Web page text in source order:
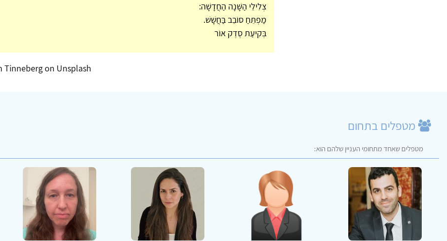
צְלִילֵי הַשָּׁנָה הַחֲדָשָׁה:
מַפְתֵּחַ סוֹבֵב בַּחֲשָׁשׁ.
בְּקִיעַת סֶדֶק אוֹר
Tinneberg on Unsplash
מטפלים בתחום
מטפלים שאחד מתחומי העניין שלהם הוא: